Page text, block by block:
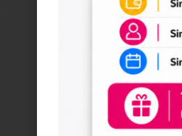
Tinta Ciano
40,00
€ +
Comprar ahora